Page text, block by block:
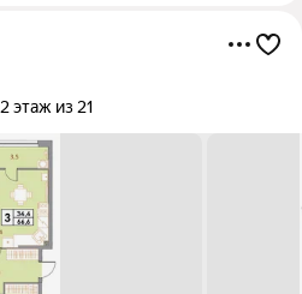
2 этаж из 21